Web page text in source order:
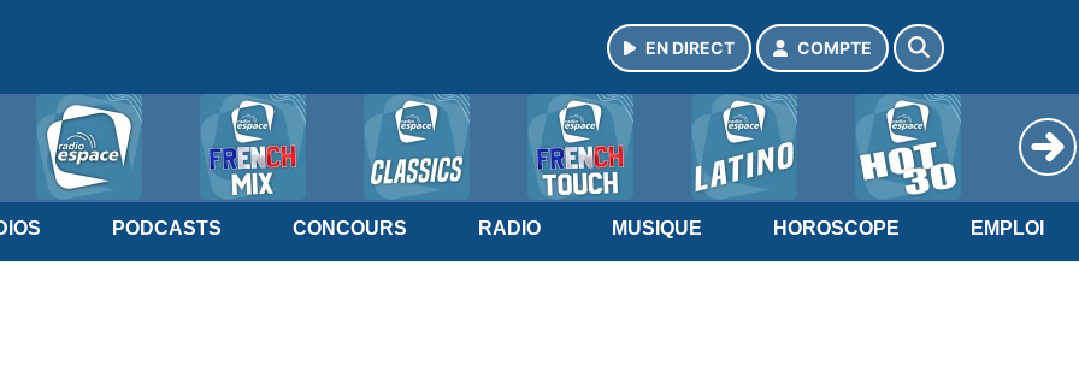
EN DIRECT COMPTE
PODCASTS CONCOURS RADIO MUSIQUE HOROSCOPE EMPLOI